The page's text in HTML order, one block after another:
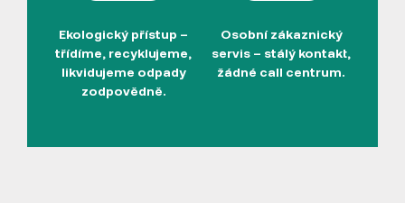
Ekologický přístup –
třídíme, recyklujeme,
likvidujeme odpady
zodpovědně.
Osobní zákaznický
servis – stálý kontakt,
žádné call centrum.